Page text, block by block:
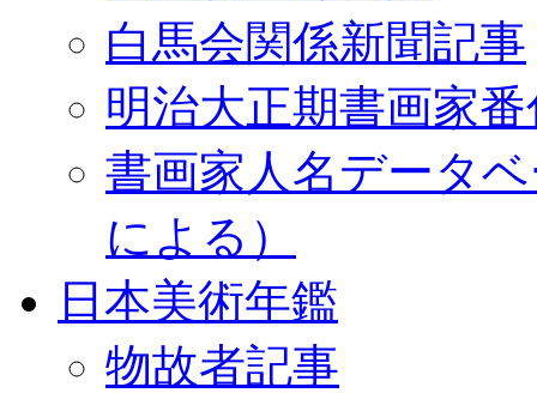
白馬会関係新聞記事
明治大正期書画家
書画家人名データ
による）
日本美術年鑑
物故者記事